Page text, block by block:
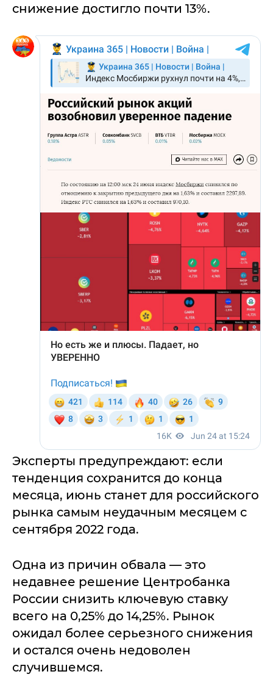
снижение достигло почти 13%.
Эксперты предупреждают: если
тенденция сохранится до конца
месяца, июнь станет для российского
рынка самым неудачным месяцем с
сентября 2022 года.
Одна из причин обвала — это
недавнее решение Центробанка
России снизить ключевую ставку
всего на 0,25% до 14,25%. Рынок
ожидал более серьезного снижения
и остался очень недоволен
случившемся.